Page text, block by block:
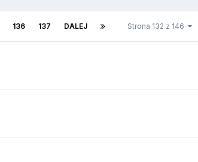
136 137 DALEJ Strona 132 z 146